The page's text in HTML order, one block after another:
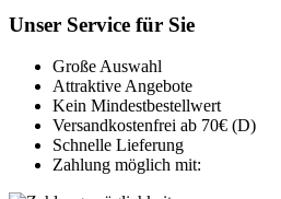
Unser Service für Sie
Große Auswahl
Attraktive Angebote
Kein Mindestbestellwert
Versandkostenfrei ab 70€ (D)
Schnelle Lieferung
Zahlung möglich mit: